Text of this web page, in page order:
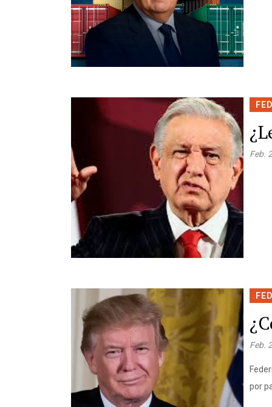
Feb.
Feb.
por